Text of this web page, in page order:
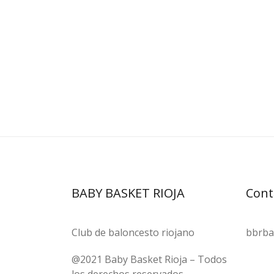
BABY BASKET RIOJA
Club de baloncesto riojano
@2021 Baby Basket Rioja – Todos